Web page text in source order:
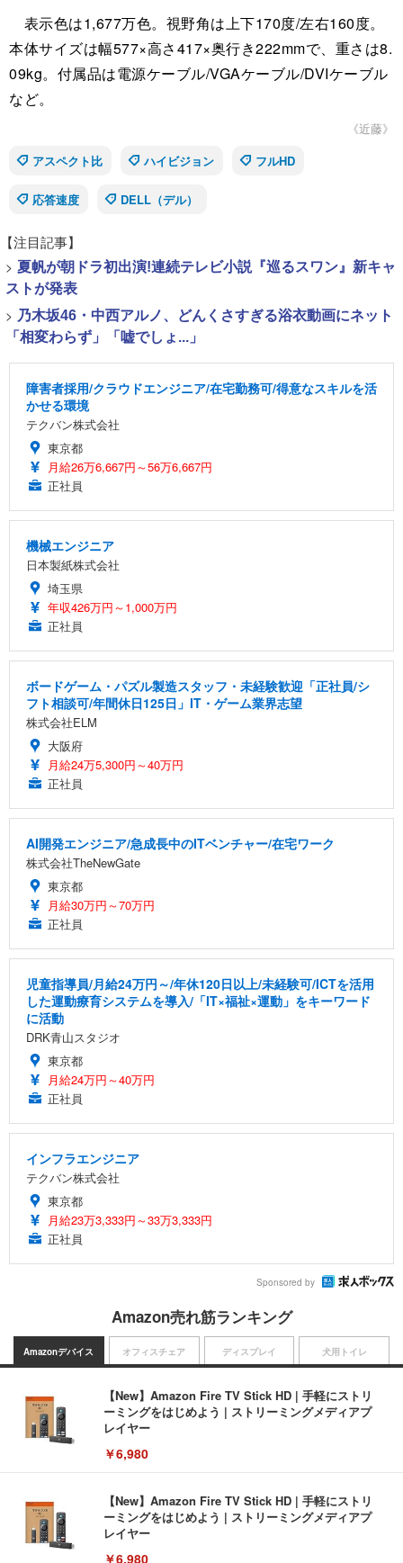
表示色は1,677万色。視野角は上下170度/左右160度。
本体サイズは幅577×高さ417×奥行き222mmで、重さは8.
09kg。付属品は電源ケーブル/VGAケーブル/DVIケーブル
など。
《近藤》
アスペクト比
ハイビジョン フルHD
応答速度 DELL（デル）
【注目記事】
> 夏帆が朝ドラ初出演!連続テレビ小説『巡るスワン』新キャ
ストが発表
> 乃木坂46・中西アルノ、どんくさすぎる浴衣動画にネット
「相変わらず」「嘘でしょ...」
障害者採用/クラウドエンジニア/在宅勤務可/得意なスキルを活
かせる環境
テクバン株式会社
東京都
月給26万6,667円～56万6,667円
正社員
機械エンジニア
日本製紙株式会社
埼玉県
年収426万円～1,000万円
正社員
ボードゲーム・パズル製造スタッフ・未経験歓迎「正社員/シ
フト相談可/年間休日125日」IT・ゲーム業界志望
株式会社ELM
大阪府
月給24万5,300円～40万円
正社員
AI開発エンジニア/急成長中のITベンチャー/在宅ワーク
株式会社TheNewGate
東京都
月給30万円～70万円
正社員
児童指導員/月給24万円～/年休120日以上/未経験可/ICTを活用
した運動療育システムを導入/「IT×福祉×運動」をキーワード
に活動
DRK青山スタジオ
東京都
月給24万円～40万円
正社員
インフラエンジニア
テクバン株式会社
東京都
月給23万3,333円～33万3,333円
正社員
Sponsored by
Amazon売れ筋ランキング
Amazonデバイス
【New】Amazon Fire TV Stick HD | 手軽にストリ
ーミングをはじめよう | ストリーミングメディアプ
レイヤー
￥6,980
【New】Amazon Fire TV Stick HD | 手軽にストリ
ーミングをはじめよう | ストリーミングメディアプ
レイヤー
￥6,980
オフィスチェア ディスプレイ 犬用トイレ